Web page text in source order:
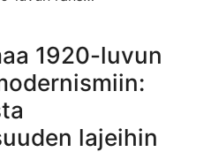
1920-luvun
lajeihin